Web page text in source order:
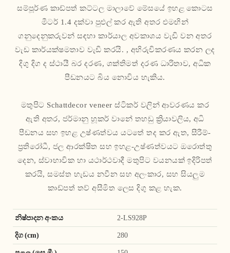
සම්පූර්ණ කාඩ්පත් කට්ටල මාලාවේ මේසයේ ඉහළ කොටස
මීටර් 1.4 දක්වා පුළුල් කර ඇති අතර එමඟින්
ගනුදෙනුකරුවන් සඳහා කාර්යාල අවකාශය වැඩි වන අතර
වැඩ කාර්යක්ෂමතාව වැඩි කරයි. , අභිරුචිකරණය කරන ලද
දිගු දිග ද ස්ථායී බර දරණ, ශක්තිමත් දරණ ධාරිතාව, අධික
පීඩනයට බිය නොවිය හැකිය.
මතුපිට Schattdecor veneer ස්ටිකර් වලින් ආවරණය කර
ඇති අතර, ජර්මානු හූකර් වානේ තහඩු ක්‍රියාවලිය, අධි
පීඩනය සහ ඉහළ උෂ්ණත්වය යටතේ තද කර ඇත, සීරීම්-
ප්‍රතිරෝධී, ජල ආරක්ෂිත සහ ඉහළ-උෂ්ණත්වයට ඔරොත්තු
දෙන, ස්වාභාවික හා යථාර්ථවාදී මතුපිට වයනයක් ඉදිරිපත්
කරයි, සමස්ත හැඩය නවීන සහ අලංකාර, සහ සියලුම
කාඩ්පත් තව් අසීමිත ලෙස දිගු කළ හැක.
නිෂ්පාදන අංකය 2-LS928P
දිග (cm) 280